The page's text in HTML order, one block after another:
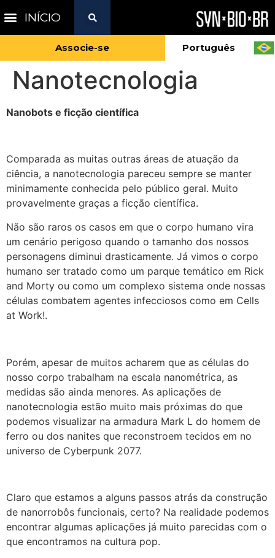
INÍCIO
Associe-se Português
Nanotecnologia
Nanobots e ficção científica
Comparada as muitas outras áreas de atuação da
ciência, a nanotecnologia pareceu sempre se manter
minimamente conhecida pelo público geral. Muito
provavelmente graças a ficção científica.
Não são raros os casos em que o corpo humano vira
um cenário perigoso quando o tamanho dos nossos
personagens diminui drasticamente. Já vimos o corpo
humano ser tratado como um parque temático em Rick
and Morty ou como um complexo sistema onde nossas
células combatem agentes infecciosos como em Cells
at Work!.
Porém, apesar de muitos acharem que as células do
nosso corpo trabalham na escala nanométrica, as
medidas são ainda menores. As aplicações de
nanotecnologia estão muito mais próximas do que
podemos visualizar na armadura Mark L do homem de
ferro ou dos nanites que reconstroem tecidos em no
universo de Cyberpunk 2077.
Claro que estamos a alguns passos atrás da construção
de nanorrobôs funcionais, certo? Na realidade podemos
encontrar algumas aplicações já muito parecidas com o
que encontramos na cultura pop.